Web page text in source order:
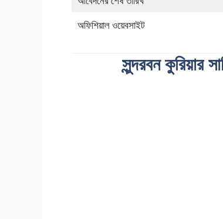
অফিশিয়াল ওয়েবসাইট
সুন্দরবন কুরিয়ার